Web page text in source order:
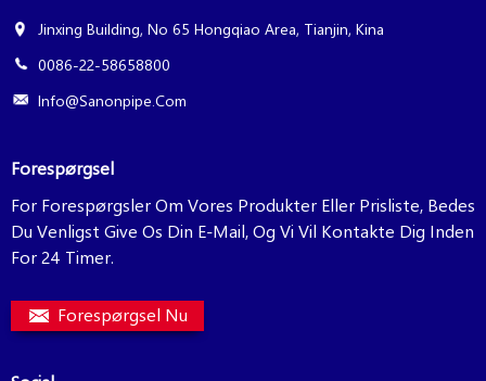
Jinxing Building, No 65 Hongqiao Area, Tianjin, Kina
0086-22-58658800
Info@sanonpipe.com
Forespørgsel
For Forespørgsler Om Vores Produkter Eller Prisliste, Bedes
Du Venligst Give Os Din E-Mail, Og Vi Vil Kontakte Dig Inden
For 24 Timer.
Forespørgsel Nu